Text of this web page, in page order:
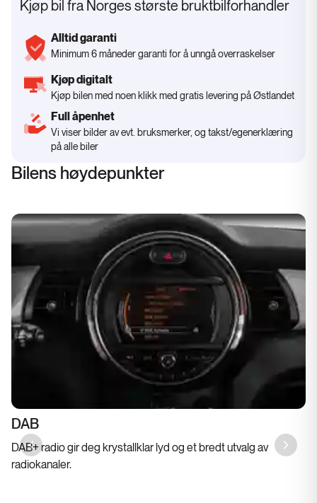
Kjøp bil fra Norges største bruktbilforhandler
Alltid garanti
Minimum 6 måneder garanti for å unngå overraskelser
Kjøp digitalt
Kjøp bilen med noen klikk med gratis levering på Østlandet
Full åpenhet
Vi viser bilder av evt. bruksmerker, og takst/egenerklæring
på alle biler
Bilens høydepunkter
DAB
DAB+ radio gir deg krystallklar lyd og et bredt utvalg av
radiokanaler.
Previous slide Next